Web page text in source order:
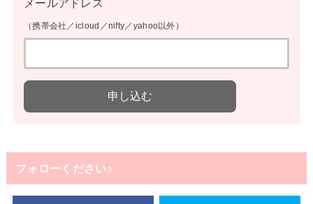
メールアドレス
（携帯会社／icloud／nifty／yahoo以外）
フォローください♪